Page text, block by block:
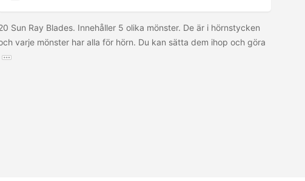
Sun Ray Blades. Innehåller 5 olika mönster. De är i hörnstycken
varje mönster har alla för hörn. Du kan sätta dem ihop och göra